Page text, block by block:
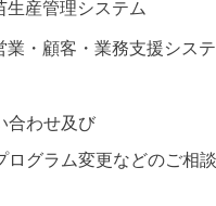
生産管理システム
・顧客・業務支援シス
合わせ及び
ログラム変更などのご相談